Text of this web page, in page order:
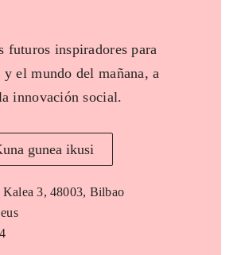
futuros inspiradores para
el mundo del mañana, a
innovación social.
gunea ikusi
3, 48003, Bilbao